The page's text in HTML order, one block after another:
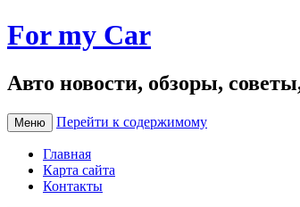
For my Car
Авто новости, обзоры,
Меню Перейти к содержимому
Главная
Карта сайта
Контакты